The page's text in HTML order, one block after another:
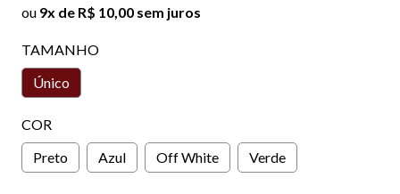
ou 9x de R$ 10,00 sem juros
TAMANHO
Único
COR
Preto
Azul Off White Verde